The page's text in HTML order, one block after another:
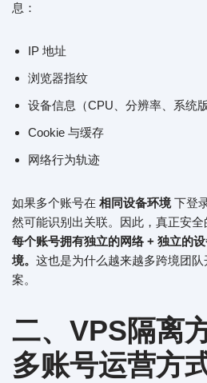
息：
IP 地址
浏览器指纹
设备信息（CPU、分辨率、系统版
Cookie 与缓存
网络行为轨迹
如果多个账号在 相同设备环境下登
然可能识别出关联。因此，真正安全
每个账号拥有独立的网络 + 独立的
境。 这也是为什么越来越多跨境团
案。
二、VPS隔离
多账号运营方